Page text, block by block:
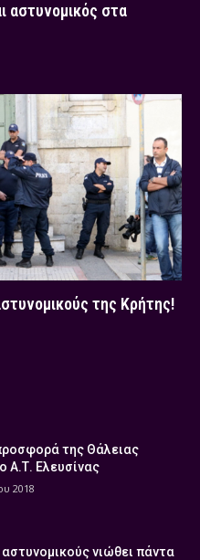
αστυνομικός στα
της Κρήτης!
της Θάλειας
Α.Τ. Ελευσίνας
2018
νιώθει πάντα